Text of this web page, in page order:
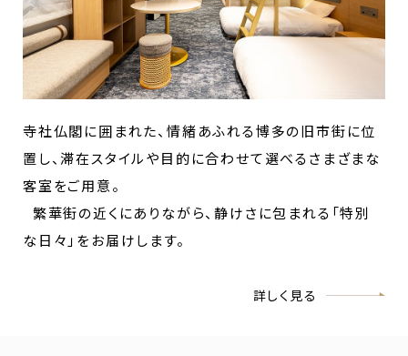
寺社仏閣に囲まれた、情緒あふれる博多の旧市街に位
置し、滞在スタイルや目的に合わせて選べるさまざまな
客室をご用意。
繁華街の近くにありながら、静けさに包まれる「特別
な日々」をお届けします。
詳しく見る